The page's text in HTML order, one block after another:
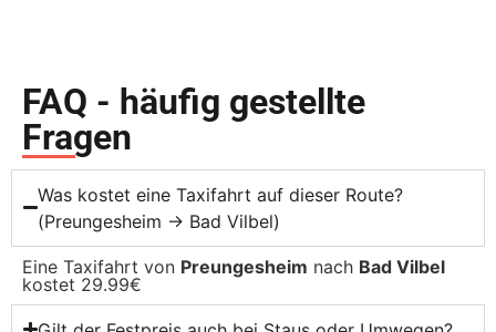
FAQ - häufig gestellte
Fragen
Was kostet eine Taxifahrt auf dieser Route?
(Preungesheim → Bad Vilbel)
Eine Taxifahrt von Preungesheim nach Bad Vilbel
kostet 29.99€